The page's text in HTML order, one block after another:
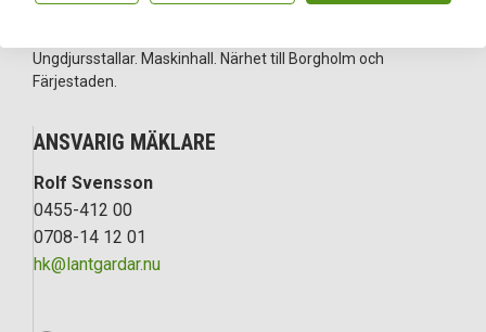
Ungdjursstallar. Maskinhall. Närhet till Borgholm och
Färjestaden.
ANSVARIG MÄKLARE
Rolf Svensson
0455-412 00
0708-14 12 01
hk@lantgardar.nu